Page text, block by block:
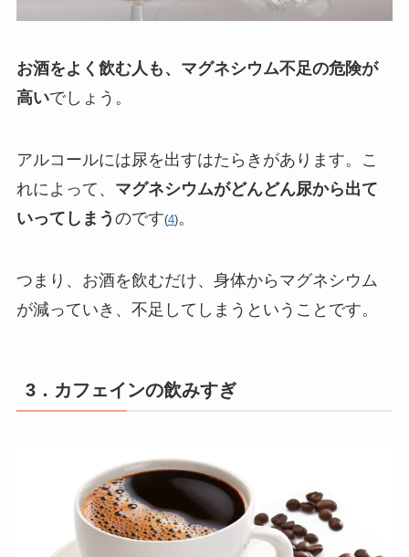
お酒をよく飲む人も、マグネシウム不足の危険が
高いでしょう。
アルコールには尿を出すはたらきがあります。こ
れによって、 マグネシウムがどんどん尿から出て
いってしまう のです(4)。
つまり、お酒を飲むだけ、身体からマグネシウム
が減っていき、不足してしまうということです。
3．カフェインの飲みすぎ